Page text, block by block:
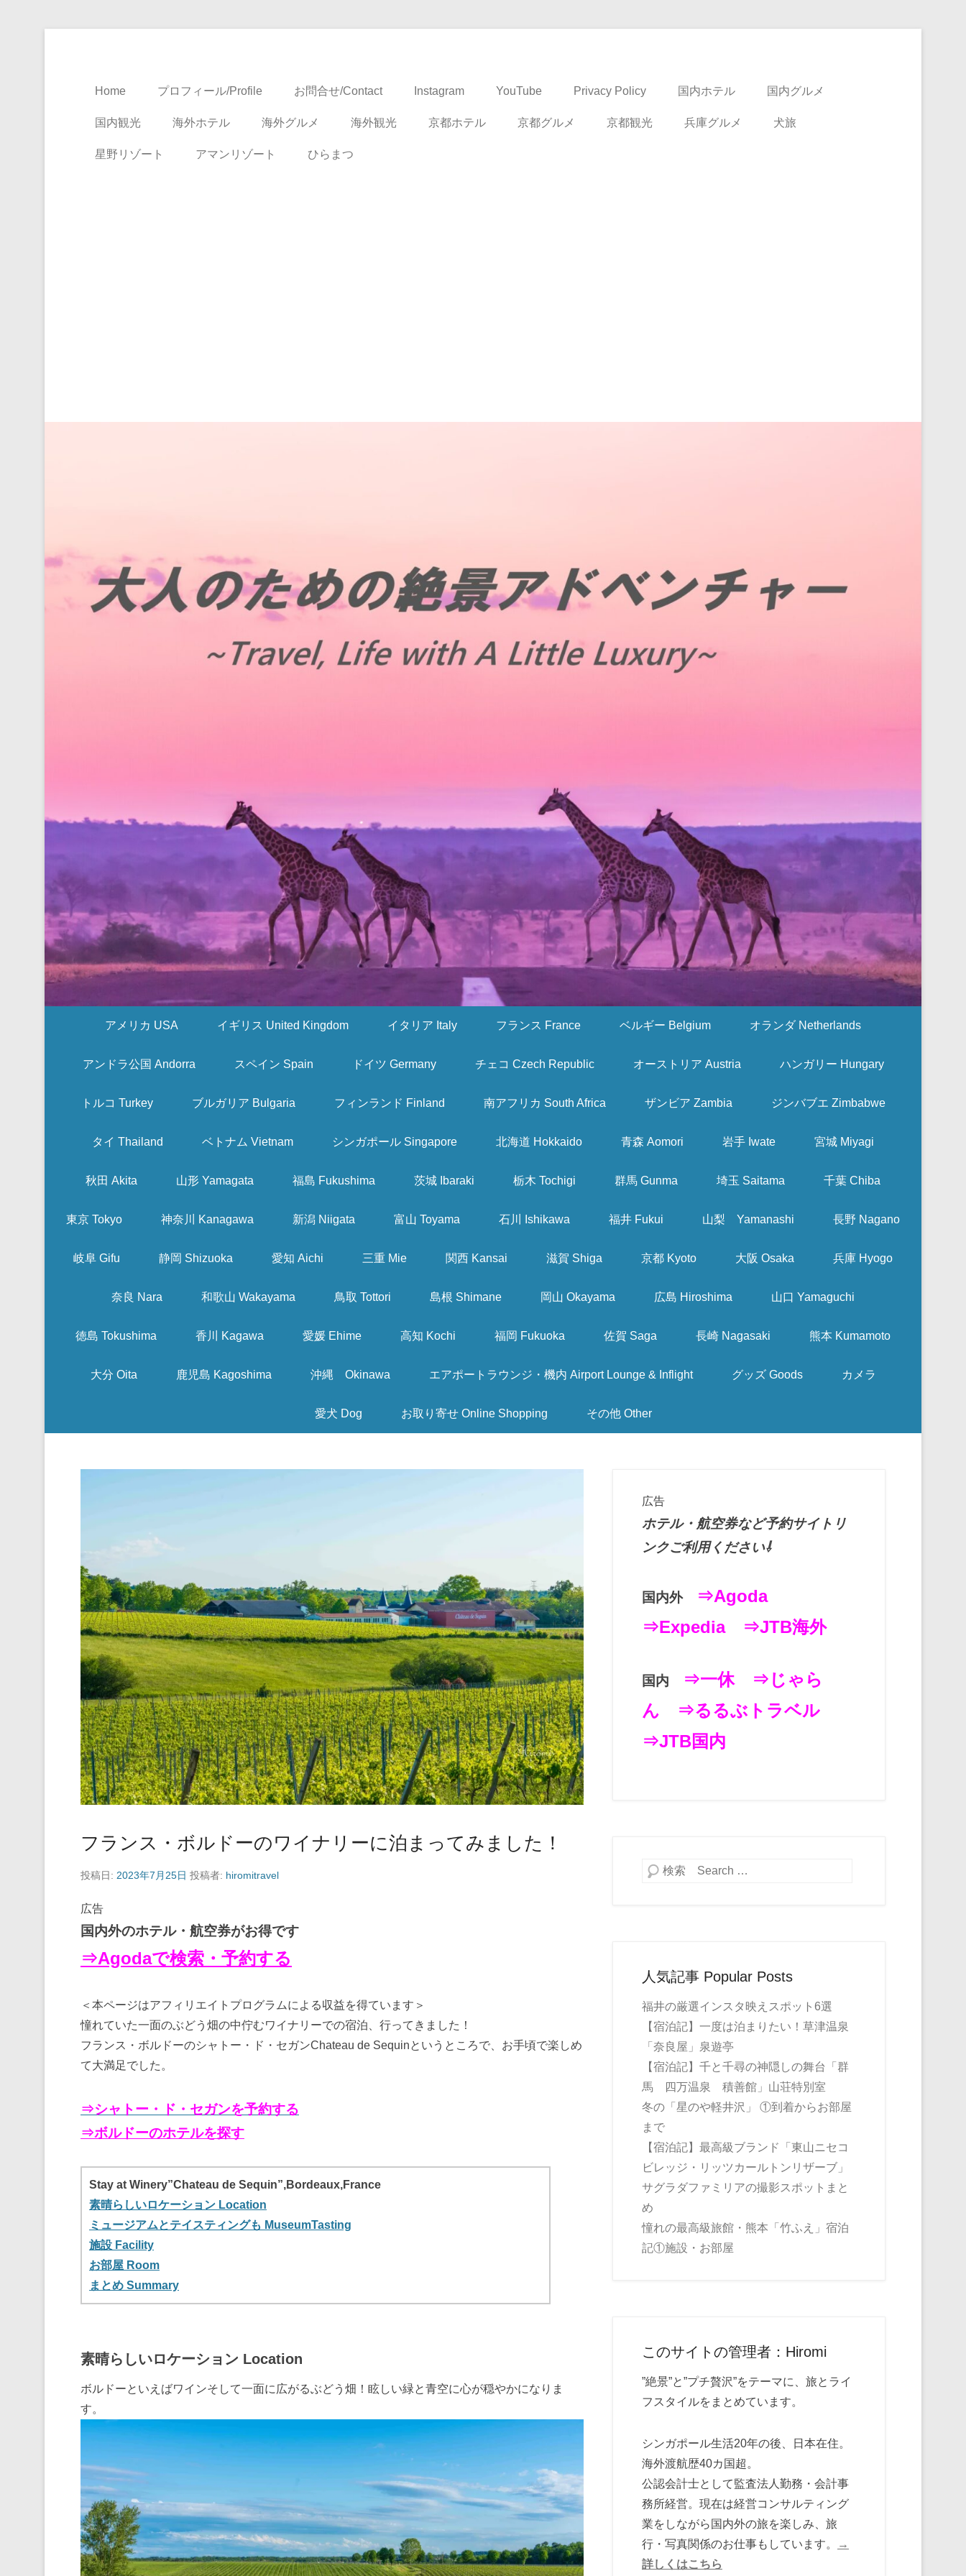
Home プロフィール/Profile お問合せ/Contact Instagram YouTube Privacy Policy 国内ホテル 国内グルメ
国内観光 海外ホテル 海外グルメ 海外観光 京都ホテル 京都グルメ 京都観光 兵庫グルメ 犬旅
星野リゾート アマンリゾート ひらまつ
アメリカ USA イギリス United Kingdom イタリア Italy フランス France ベルギー Belgium オランダ Netherlands
アンドラ公国 Andorra スペイン Spain ドイツ Germany チェコ Czech Republic オーストリア Austria ハンガリー Hungary
トルコ Turkey ブルガリア Bulgaria フィンランド Finland 南アフリカ South Africa ザンビア Zambia ジンバブエ Zimbabwe
タイ Thailand ベトナム Vietnam シンガポール Singapore 北海道 Hokkaido 青森 Aomori 岩手 Iwate 宮城 Miyagi
秋田 Akita 山形 Yamagata 福島 Fukushima 茨城 Ibaraki 栃木 Tochigi 群馬 Gunma 埼玉 Saitama 千葉 Chiba
東京 Tokyo 神奈川 Kanagawa 新潟 Niigata 富山 Toyama 石川 Ishikawa 福井 Fukui 山梨 Yamanashi 長野 Nagano
岐阜 Gifu 静岡 Shizuoka 愛知 Aichi 三重 Mie 関西 Kansai 滋賀 Shiga 京都 Kyoto 大阪 Osaka 兵庫 Hyogo
奈良 Nara 和歌山 Wakayama 鳥取 Tottori 島根 Shimane 岡山 Okayama 広島 Hiroshima 山口 Yamaguchi
徳島 Tokushima 香川 Kagawa 愛媛 Ehime 高知 Kochi 福岡 Fukuoka 佐賀 Saga 長崎 Nagasaki 熊本 Kumamoto
大分 Oita 鹿児島 Kagoshima 沖縄 Okinawa エアポートラウンジ・機内 Airport Lounge & Inflight グッズ Goods カメラ
愛犬 Dog お取り寄せ Online Shopping その他 Other
フランス・ボルドーのワイナリーに泊まってみました！
投稿日: 2023年7月25日 投稿者: hiromitravel
広告
国内外のホテル・航空券がお得です
⇒Agodaで検索・予約する
＜本ページはアフィリエイトプログラムによる収益を得ています＞
憧れていた一面のぶどう畑の中佇むワイナリーでの宿泊、行ってきました！
フランス・ボルドーのシャトー・ド・セガンChateau de Sequinというところで、お手頃で楽しめ
て大満足でした。
⇒シャトー・ド・セガンを予約する
⇒ボルドーのホテルを探す
Stay at Winery”Chateau de Sequin”,Bordeaux,France
素晴らしいロケーション Location
ミュージアムとテイスティングも MuseumTasting
施設 Facility
お部屋 Room
まとめ Summary
素晴らしいロケーション Location
ボルドーといえばワインそして一面に広がるぶどう畑！眩しい緑と青空に心が穏やかになりま
す。
広告
ホテル・航空券など予約サイトリ
ンクご利用ください⇩
国内外
⇒Agoda
⇒Expedia
⇒JTB海外
国内 ⇒一休
⇒じゃら
ん
⇒るるぶトラベル
⇒JTB国内
検索
人気記事 Popular Posts
福井の厳選インスタ映えスポット6選
【宿泊記】一度は泊まりたい！草津温泉
「奈良屋」泉遊亭
【宿泊記】千と千尋の神隠しの舞台「群
馬 四万温泉 積善館」山荘特別室
冬の「星のや軽井沢」 ①到着からお部屋
まで
【宿泊記】最高級ブランド「東山ニセコ
ビレッジ・リッツカールトンリザーブ」
サグラダファミリアの撮影スポットまと
め
憧れの最高級旅館・熊本「竹ふえ」宿泊
記①施設・お部屋
このサイトの管理者：Hiromi
”絶景”と”プチ贅沢”をテーマに、旅とライ
フスタイルをまとめています。
シンガポール生活20年の後、日本在住。
海外渡航歴40カ国超。
公認会計士として監査法人勤務・会計事
務所経営。現在は経営コンサルティング
業をしながら国内外の旅を楽しみ、旅
行・写真関係のお仕事もしています。
→
詳しくはこちら